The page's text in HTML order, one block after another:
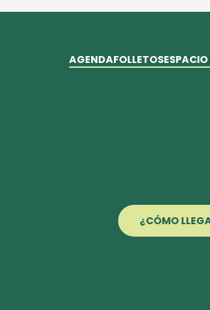
¿CÓMO
AGENDAFOLLETOSESPACIO